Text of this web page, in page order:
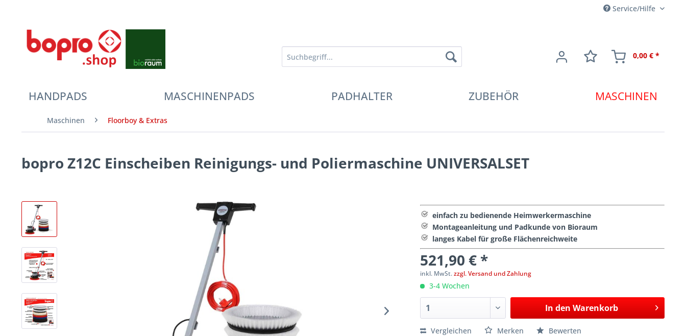
Service/Hilfe
0,00 € *
HANDPADS MASCHINENPADS PADHALTER ZUBEHÖR MASCHINEN
Maschinen Floorboy & Extras
bopro Z12C Einscheiben Reinigungs- und Poliermaschine UNIVERSALSET
einfach zu bedienende Heimwerkermaschine
Montageanleitung und Padkunde von Bioraum
langes Kabel für große Flächenreichweite
521,90 € *
inkl. MwSt.zzgl. Versand und Zahlung
3-4 Wochen
In den Warenkorb
Vergleichen Merken Bewerten